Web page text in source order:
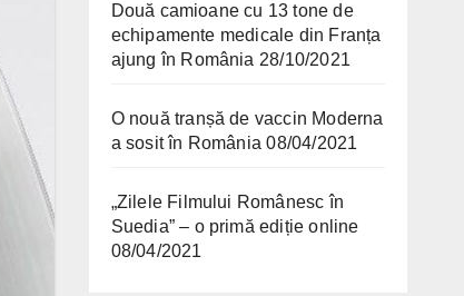
Două camioane cu 13 tone de
echipamente medicale din Franța
ajung în România 28/10/2021
O nouă tranșă de vaccin Moderna
a sosit în România 08/04/2021
„Zilele Filmului Românesc în
Suedia” – o primă ediție online
08/04/2021